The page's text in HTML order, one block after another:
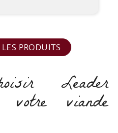
PRODUITS
Leader
votre viande